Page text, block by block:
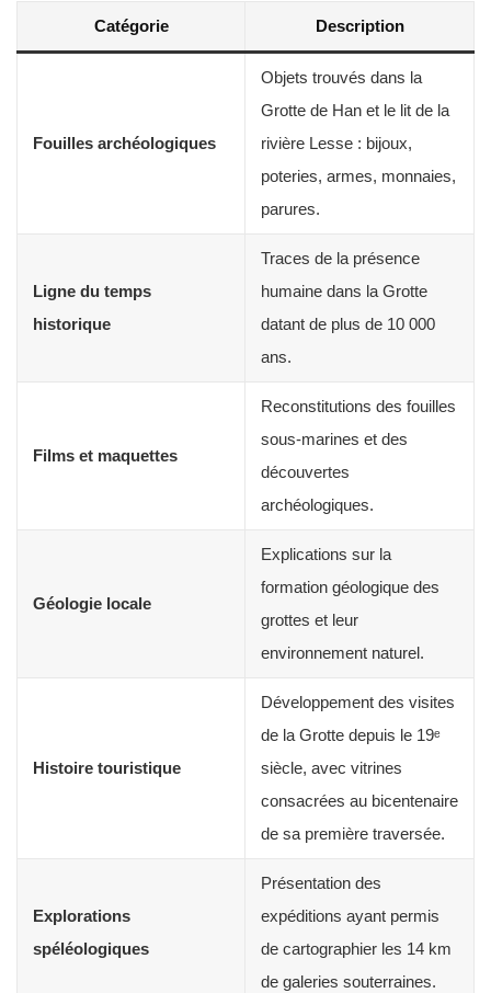
Catégorie Description
Fouilles archéologiques
Objets trouvés dans la
Grotte de Han et le lit de la
rivière Lesse : bijoux,
poteries, armes, monnaies,
parures.
Ligne du temps
historique
Traces de la présence
humaine dans la Grotte
datant de plus de 10 000
ans.
Films et maquettes
Reconstitutions des fouilles
sous-marines et des
découvertes
archéologiques.
Géologie locale
Explications sur la
formation géologique des
grottes et leur
environnement naturel.
Histoire touristique
Développement des visites
de la Grotte depuis le 19ᵉ
siècle, avec vitrines
consacrées au bicentenaire
de sa première traversée.
Explorations
spéléologiques
Présentation des
expéditions ayant permis
de cartographier les 14 km
de galeries souterraines.